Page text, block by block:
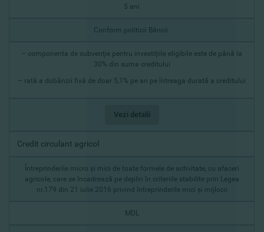
5 ani
Conform politicii Băncii
– componenta de subvenţie pentru investiţiile eligibile este de până la
30% din suma creditului
– rată a dobânzii fixă de doar 5,1% pe an pe întreaga durată a creditului
Vezi detalii
Credit circulant agricol
Întreprinderile micro şi mici de toate formele de activitate, cu afaceri
agricole, care se încadrează pe deplin în criteriile stabilite prin Legea
nr.179 din 21 iulie 2016 privind întreprinderile mici şi mijlocii
MDL